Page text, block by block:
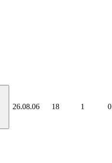
26.08.06 18 1 0